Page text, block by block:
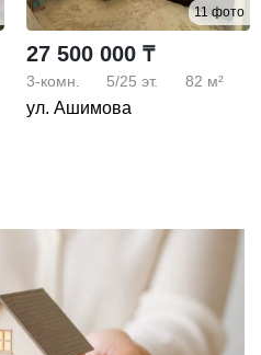
11 фото
27 500 000 ₸
3-комн. 5/25 эт. 82 м²
ул. Ашимова